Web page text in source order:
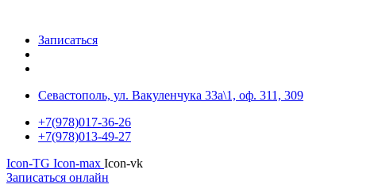
Записаться
Севастополь, ул. Вакуленчука 33а\1, оф. 311, 309
+7(978)017-36-26
+7(978)013-49-27
Icon-TG Icon-max Icon-vk
Записаться онлайн